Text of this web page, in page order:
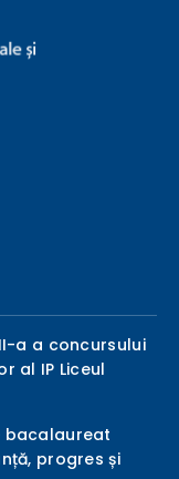
a a concursului
al IP Liceul
bacalaureat
progres și